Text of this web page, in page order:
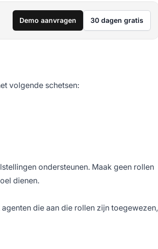
Demo aanvragen 30 dagen gratis
volgende schetsen:
ondersteunen. Maak geen rollen
dienen.
die aan die rollen zijn toegewezen,